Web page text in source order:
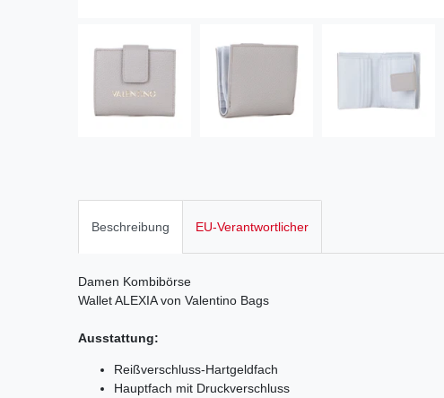
Beschreibung EU-Verantwortlicher
Damen Kombibörse
Wallet ALEXIAvon Valentino Bags
Ausstattung:
Reißverschluss-Hartgeldfach
Hauptfach mit Druckverschluss